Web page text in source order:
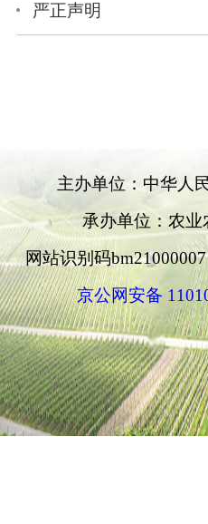
严正声明
主办单位：中华人
承办单位：农
网站识别码
京公网安备